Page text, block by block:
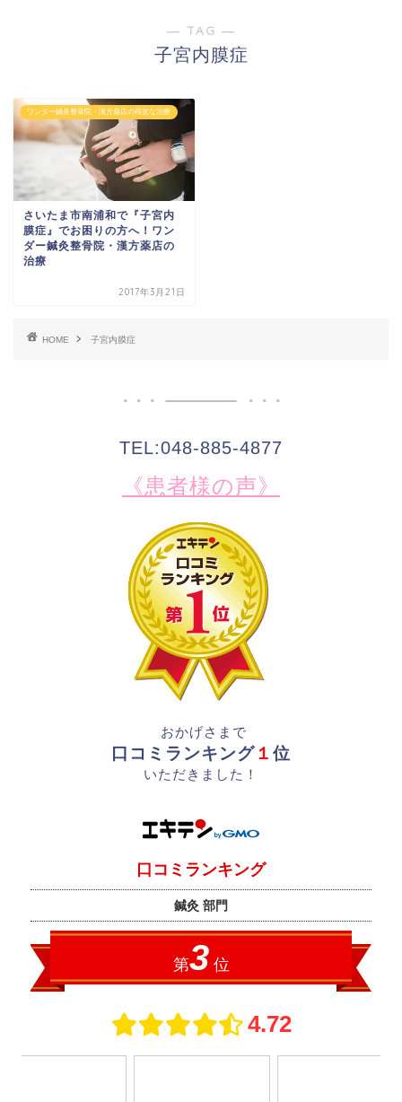
― TAG ―
子宮内膜症
ワンダー鍼灸整骨院・漢方薬店の得意な治療
さいたま市南浦和で『子宮内
膜症』でお困りの方へ！ワン
ダー鍼灸整骨院・漢方薬店の
治療
2017年3月21日
HOME 子宮内膜症
TEL:048-885-4877
《患者様の声》
おかげさまで
口コミランキング １ 位
いただきました！